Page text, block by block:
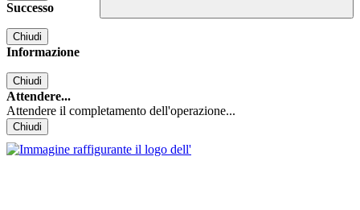
Successo
Chiudi
Informazione
Chiudi
Attendere...
Attendere il completamento dell'operazione...
Chiudi